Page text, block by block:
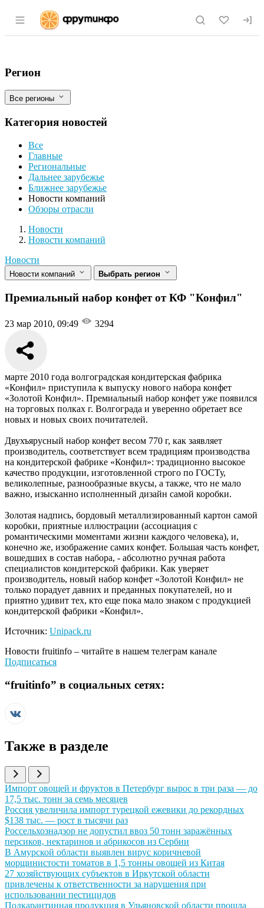
Раздел навигации по сайту fruitinfo.ru
Премиальный набор конфет от КФ
Фильтры
Регион
Все регионы
Категория новостей
Все
Главные
Региональные
Дальнее зарубежье
Ближнее зарубежье
Новости компаний
Обзоры отрасли
Новости
Разделы
Новости
Новости компаний
Новости
Новости компаний Выбрать регион
Премиальный набор конфет от КФ "Конфил"
23 мар 2010, 09:49 3294
марте 2010 года волгоградская кондитерская фабрика
«Конфил» приступила к выпуску нового набора конфет
«Золотой Конфил». Премиальный набор конфет уже появился
на торговых полках г. Волгограда и уверенно обретает все
новых и новых своих почитателей.
Двухъярусный набор конфет весом 770 г, как заявляет
производитель, соответствует всем традициям производства
на кондитерской фабрике «Конфил»: традиционно высокое
качество продукции, изготовленной строго по ГОСТу,
великолепные, разнообразные вкусы, а также, что не мало
важно, изысканно исполненный дизайн самой коробки.
Золотая надпись, бордовый металлизированный картон самой
коробки, приятные иллюстрации (ассоциация с
романтическими моментами жизни каждого человека), и,
конечно же, изображение самих конфет. Большая часть конфет,
вошедших в состав набора, - абсолютно ручная работа
специалистов кондитерской фабрики. Как уверяет
производитель, новый набор конфет «Золотой Конфил» не
только порадует давних и преданных покупателей, но и
приятно удивит тех, кто еще пока мало знаком с продукцией
кондитерской фабрики «Конфил».
Источник: Unipack.ru
Новости fruitinfo – читайте в нашем телеграм канале
Подписаться
“fruitinfo” в социальных сетях:
Также в разделе
Иллюстрация новости
Импорт овощей и фруктов в Петербург вырос в три раза — до
17,5 тыс. тонн за семь месяцев
Иллюстрация новости
Россия увеличила импорт турецкой ежевики до рекордных
$138 тыс. — рост в тысячи раз
Иллюстрация новости
Россельхознадзор не допустил ввоз 50 тонн заражённых
персиков, нектаринов и абрикосов из Сербии
Иллюстрация новости
В Амурской области выявлен вирус коричневой
морщинистости томатов в 1,5 тонны овощей из Китая
Иллюстрация новости
27 хозяйствующих субъектов в Иркутской области
привлечены к ответственности за нарушения при
использовании пестицидов
Иллюстрация новости
Подкарантинная продукция в Ульяновской области прошла